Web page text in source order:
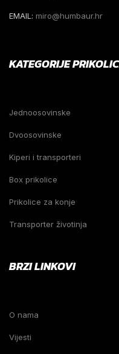
EMAIL: miro@humbaur.hr
KATEGORIJE
Jednoosovinske
Dvoosovinske
Kiperi i transporteri
Box prikolice
Prikolice za konje
Transporter životinja
BRZI LINKOVI
O nama
Vijesti